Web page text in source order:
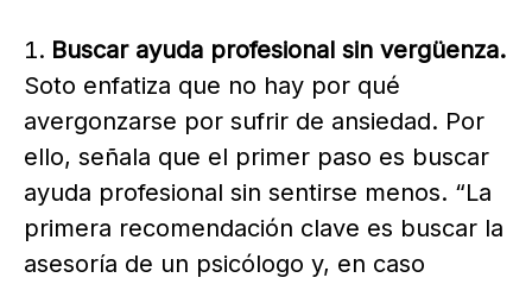
Buscar ayuda profesional sin vergüenza.
Soto enfatiza que no hay por qué
avergonzarse por sufrir de ansiedad. Por
ello, señala que el primer paso es buscar
ayuda profesional sin sentirse menos. “La
primera recomendación clave es buscar la
asesoría de un psicólogo y, en caso